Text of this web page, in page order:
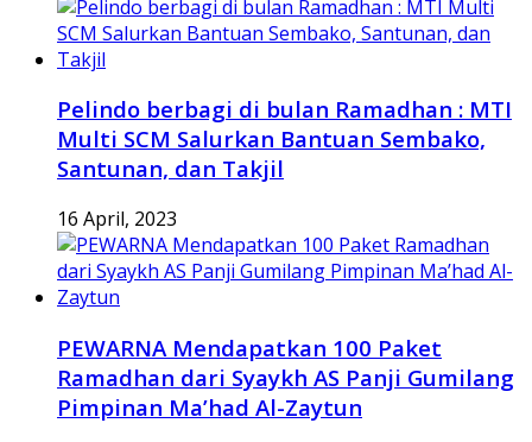
Pelindo berbagi di bulan Ramadhan : MTI
Multi SCM Salurkan Bantuan Sembako,
Santunan, dan Takjil
16 April, 2023
PEWARNA Mendapatkan 100 Paket
Ramadhan dari Syaykh AS Panji Gumilang
Pimpinan Ma’had Al-Zaytun